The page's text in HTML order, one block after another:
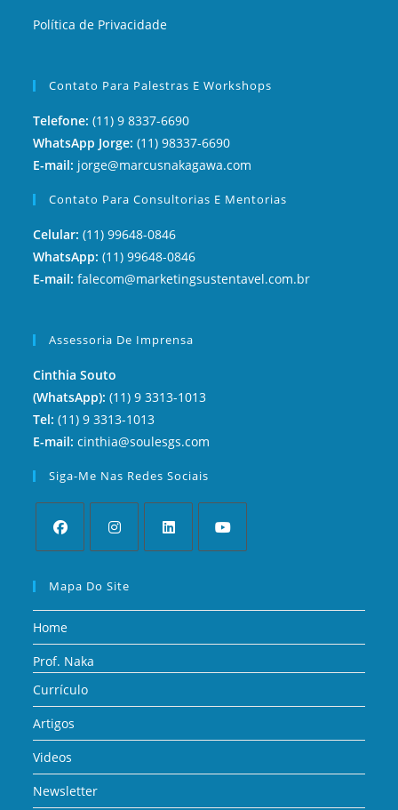
Política de Privacidade
Contato Para Palestras E Workshops
Telefone: (11) 9 8337-6690
WhatsApp Jorge: (11) 98337-6690
E-mail: jorge@marcusnakagawa.com
Contato Para Consultorias E Mentorias
Celular: (11) 99648-0846
WhatsApp: (11) 99648-0846
E-mail: falecom@marketingsustentavel.com.br
Assessoria De Imprensa
Cinthia Souto
(WhatsApp):(11) 9 3313-1013
Tel:(11) 9 3313-1013
E-mail: cinthia@soulesgs.com
Siga-Me Nas Redes Sociais
Mapa Do Site
Home
Prof. Naka
Currículo
Artigos
Videos
Newsletter